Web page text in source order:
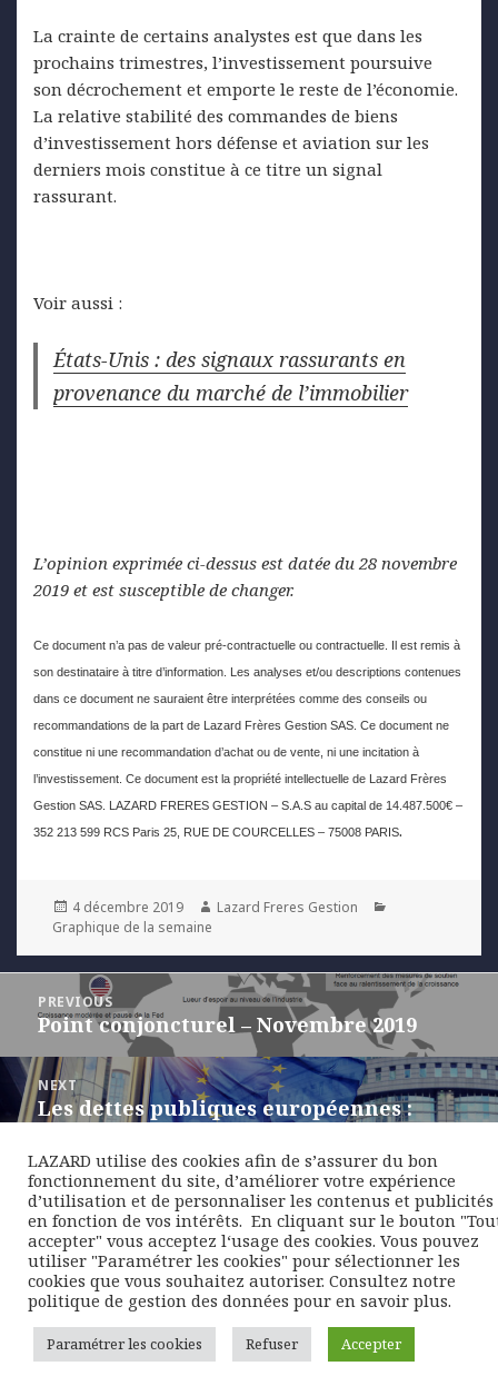
La crainte de certains analystes est que dans les
prochains trimestres, l’investissement poursuive
son décrochement et emporte le reste de l’économie.
La relative stabilité des commandes de biens
d’investissement hors défense et aviation sur les
derniers mois constitue à ce titre un signal
rassurant.
Voir aussi :
États-Unis : des signaux rassurants en
provenance du marché de l’immobilier
L’opinion exprimée ci-dessus est datée du 28 novembre
2019 et est susceptible de changer.
Ce document n’a pas de valeur pré-contractuelle ou contractuelle. Il est remis à
son destinataire à titre d’information. Les analyses et/ou descriptions contenues
dans ce document ne sauraient être interprétées comme des conseils ou
recommandations de la part de Lazard Frères Gestion SAS. Ce document ne
constitue ni une recommandation d’achat ou de vente, ni une incitation à
l’investissement. Ce document est la propriété intellectuelle de Lazard Frères
Gestion SAS. LAZARD FRERES GESTION – S.A.S au capital de 14.487.500€ –
352 213 599 RCS Paris 25, RUE DE COURCELLES – 75008 PARIS.
Posted
on
4 décembre 2019 Author
Lazard Freres Gestion
Graphique de la semaine
Navigation
l’article
PREVIOUS
Previous
Point conjoncturel – Novembre 2019
NEXT
Next
Les dettes publiques européennes :
LAZARD utilise des cookies afin de s’assurer du bon
fonctionnement du site, d’améliorer votre expérience
d’utilisation et de personnaliser les contenus et publicités
en fonction de vos intérêts. ​ En cliquant sur le bouton
accepter" vous acceptez l‘usage des cookies. Vous pouvez
utiliser "Paramétrer les cookies" pour sélectionner les
cookies que vous souhaitez autoriser. Consultez notre
politique de gestion des données pour en savoir plus.
Paramétrer les cookies Refuser Accepter